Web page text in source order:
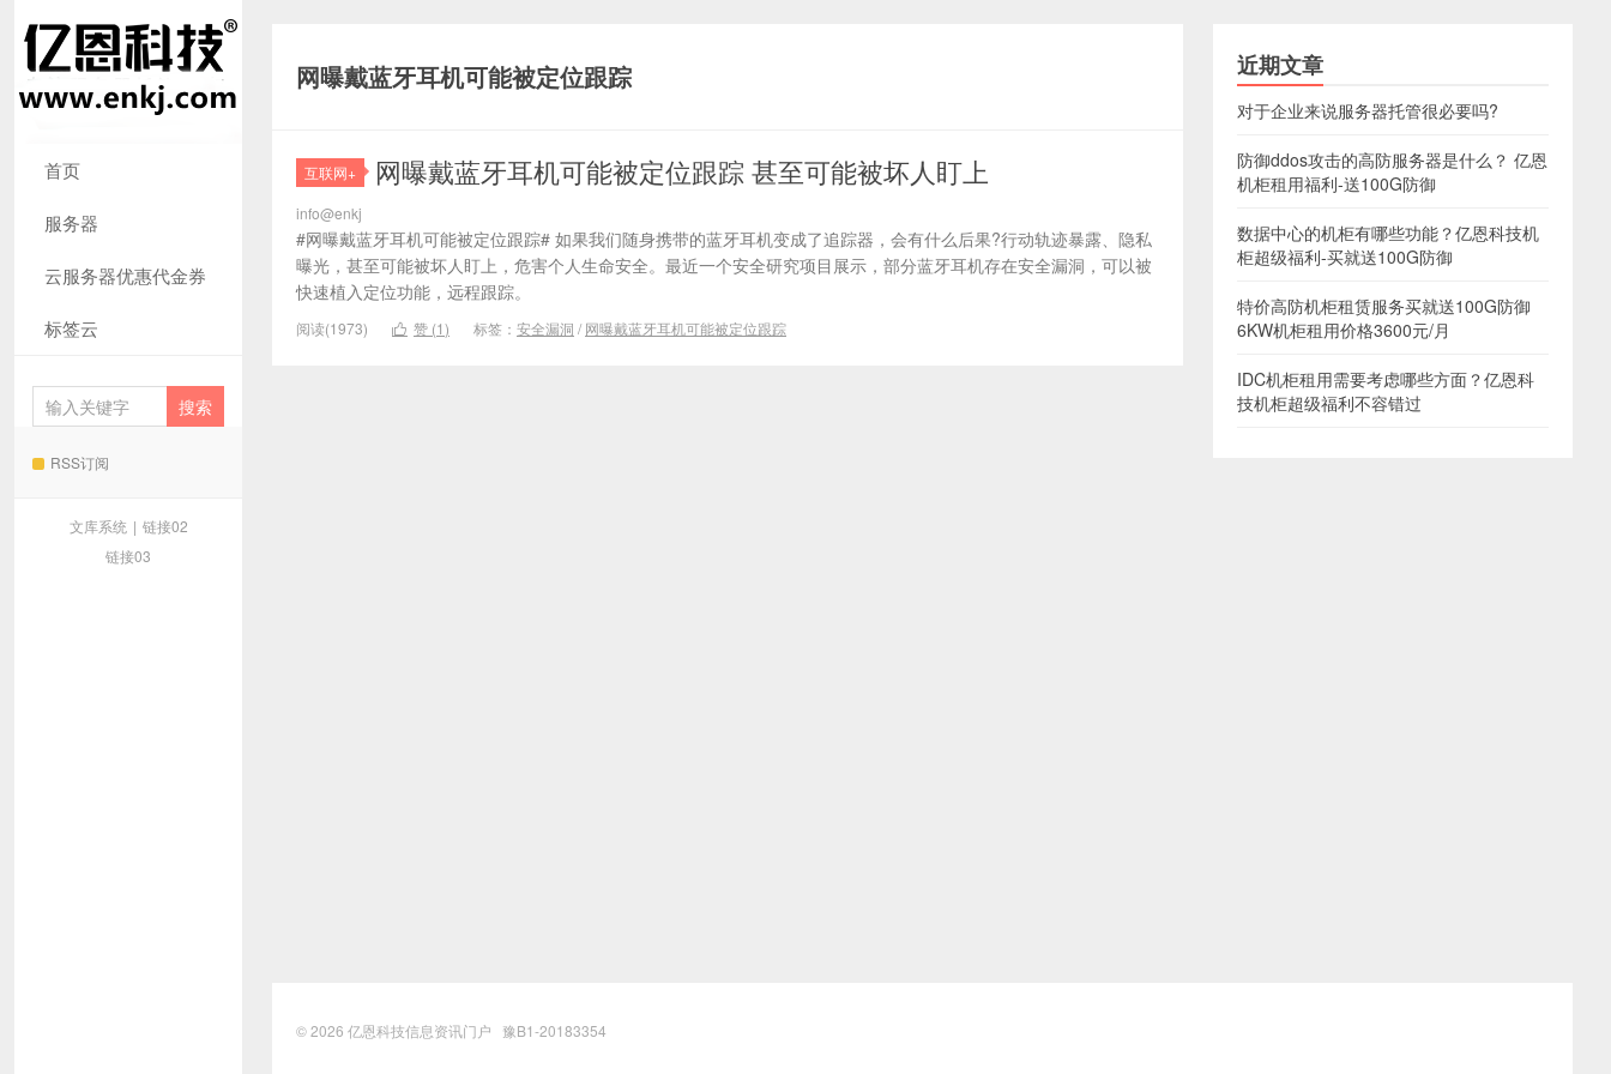
首页
服务器
云服务器优惠代金券
标签云
RSS订阅
文库系统 | 链接02
链接03
网曝戴蓝牙耳机可能被定位跟踪
互联网+ 网曝戴蓝牙耳机可能被定位跟踪 甚至可能被坏人盯上
info@enkj
#网曝戴蓝牙耳机可能被定位跟踪# 如果我们随身携带的蓝牙耳机变成了追踪器，会有什么后果?行动轨迹暴露、隐私
曝光，甚至可能被坏人盯上，危害个人生命安全。最近一个安全研究项目展示，部分蓝牙耳机存在安全漏洞，可以被
快速植入定位功能，远程跟踪。
阅读(1973)  赞 (1) 标签： 安全漏洞 / 网曝戴蓝牙耳机可能被定位跟踪
近期文章
对于企业来说服务器托管很必要吗?
防御ddos攻击的高防服务器是什么？ 亿恩
机柜租用福利-送100G防御
数据中心的机柜有哪些功能？亿恩科技机
柜超级福利-买就送100G防御
特价高防机柜租赁服务买就送100G防御
6KW机柜租用价格3600元/月
IDC机柜租用需要考虑哪些方面？亿恩科
技机柜超级福利不容错过
© 2026 亿恩科技信息资讯门户 豫B1-20183354